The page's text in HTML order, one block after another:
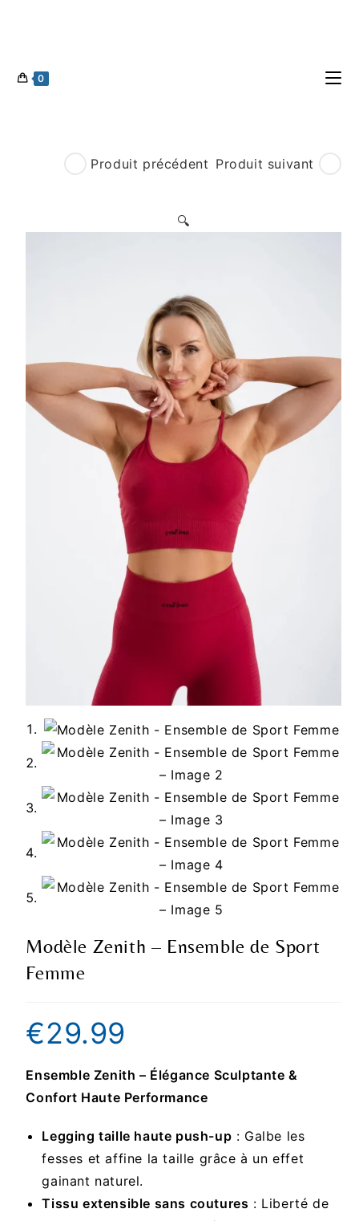
0
Produit précédent Produit suivant
🔍
Modèle Zenith – Ensemble de Sport
Femme
€29.99
Ensemble Zenith – Élégance Sculptante &
Confort Haute Performance
Legging taille haute push-up : Galbe les
fesses et affine la taille grâce à un effet
gainant naturel.
Tissu extensible sans coutures : Liberté de